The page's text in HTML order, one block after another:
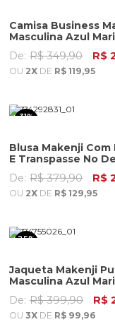
Camisa Business
Masculina Azul
De: R$ 349,90 R$
OU 2X DE R$ 119,95
31%
Blusa Makenji Com
E Transpasse No
Feminina Estampa
De: R$ 379,90 R$
OU 2X DE R$ 129,95
25%
Jaqueta Makenji
Masculina Azul
De: R$ 399,90 R$
OU 3X DE R$ 99,96